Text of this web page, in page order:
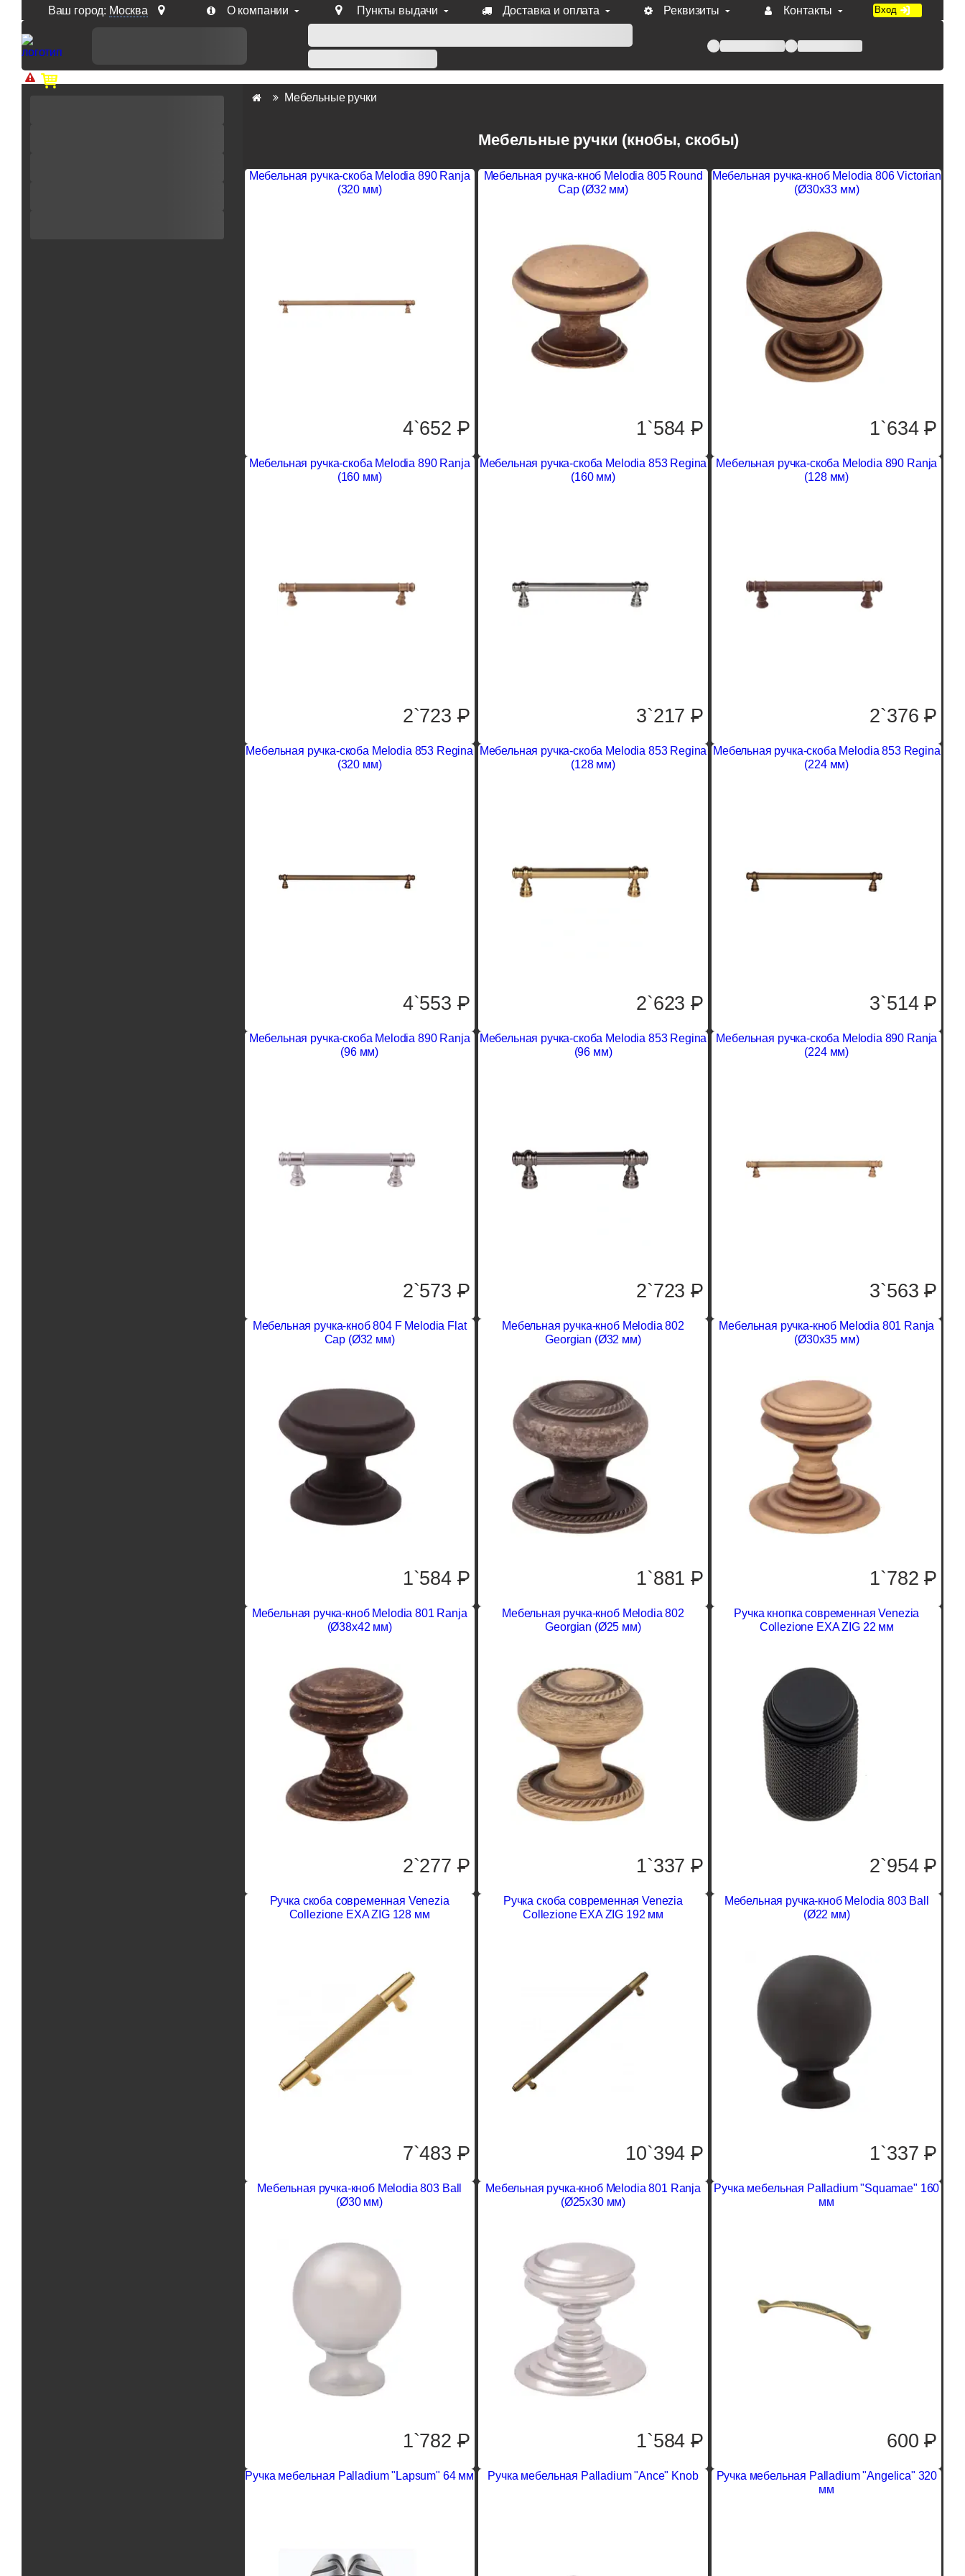
Ваш город: Москва О компании Пункты выдачи Доставка и оплата Реквизиты Контакты Вход
Доп. скидка от цен на сайте 7% при заказе от 50 тыс. руб продукции Venezia, Fratelli, Tupai, Extreza, Melodia, Forme при оплате по счету.
Мебельные ручки
Мебельные ручки (кнобы, скобы)
Мебельная ручка-скоба Melodia 890 Ranja
(320 мм)
4`652 P
Мебельная ручка-кноб Melodia 805 Round
Cap (Ø32 мм)
1`584P
Мебельная ручка-кноб Melodia 806 Victorian
(Ø30x33 мм)
1`634P
Мебельная ручка-скоба Melodia 890 Ranja
(160 мм)
2`723 P
Мебельная ручка-скоба Melodia 853 Regina
(160 мм)
3`217P
Мебельная ручка-скоба Melodia 890 Ranja
(128 мм)
2`376P
Мебельная ручка-скоба Melodia 853 Regina
(320 мм)
4`553 P
Мебельная ручка-скоба Melodia 853 Regina
(128 мм)
2`623P
Мебельная ручка-скоба Melodia 853 Regina
(224 мм)
3`514P
Мебельная ручка-скоба Melodia 890 Ranja
(96 мм)
2`573 P
Мебельная ручка-скоба Melodia 853 Regina
(96 мм)
2`723P
Мебельная ручка-скоба Melodia 890 Ranja
(224 мм)
3`563P
Мебельная ручка-кноб 804 F Melodia Flat
Cap (Ø32 мм)
1`584 P
Мебельная ручка-кноб Melodia 802
Georgian (Ø32 мм)
1`881P
Мебельная ручка-кноб Melodia 801 Ranja
(Ø30х35 мм)
1`782P
Мебельная ручка-кноб Melodia 801 Ranja
(Ø38х42 мм)
2`277 P
Мебельная ручка-кноб Melodia 802
Georgian (Ø25 мм)
1`337P
Ручка кнопка современная Venezia
Collezione EXA ZIG 22 мм
2`954P
Ручка скоба современная Venezia
Collezione EXA ZIG 128 мм
7`483 P
Ручка скоба современная Venezia
Collezione EXA ZIG 192 мм
10`394P
Мебельная ручка-кноб Melodia 803 Ball
(Ø22 мм)
1`337P
Мебельная ручка-кноб Melodia 803 Ball
(Ø30 мм)
1`782 P
Мебельная ручка-кноб Melodia 801 Ranja
(Ø25х30 мм)
1`584P
Ручка мебельная Palladium "Squamae" 160
мм
600P
Ручка мебельная Palladium "Lapsum" 64 мм Ручка мебельная Palladium "Ance" Knob
Ручка мебельная Palladium "Angelica" 320
мм